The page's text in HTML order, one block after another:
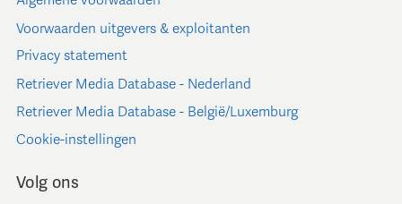
Voorwaarden uitgevers & exploitanten
Privacy statement
Retriever Media Database - Nederland
Retriever Media Database - België/Luxemburg
Cookie-instellingen
Volg ons